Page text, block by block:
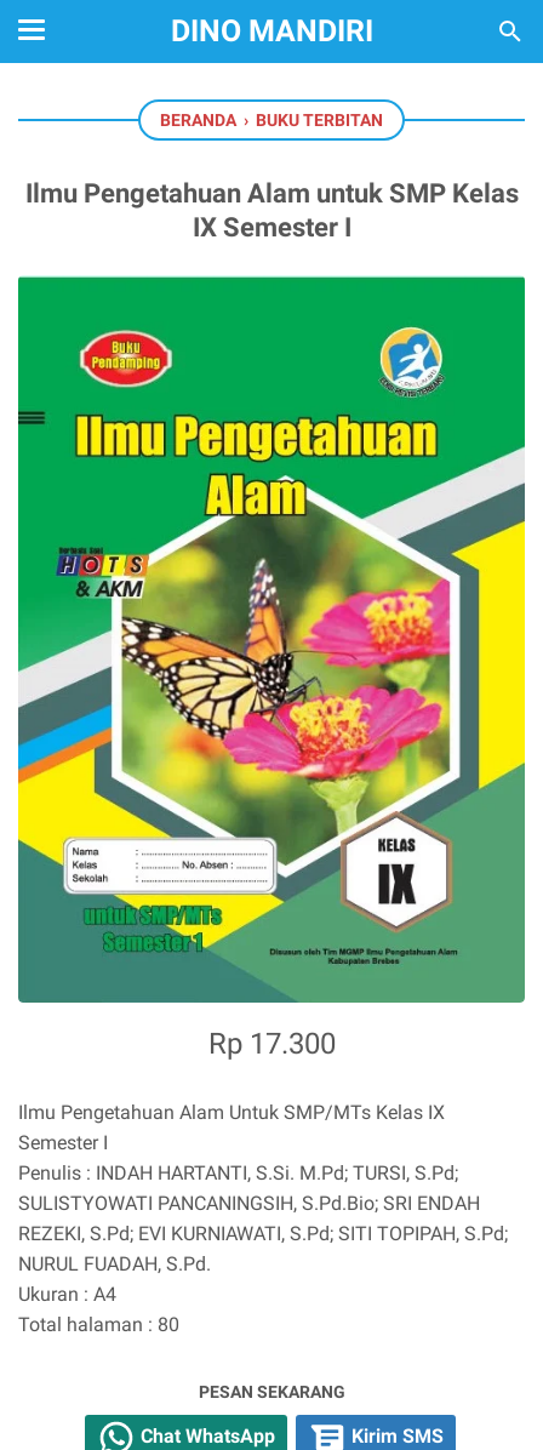
DINO MANDIRI
BERANDA › BUKU TERBITAN
Ilmu Pengetahuan Alam untuk SMP Kelas
IX Semester I
Rp 17.300
Ilmu Pengetahuan Alam Untuk SMP/MTs Kelas IX
Semester I
Penulis : INDAH HARTANTI, S.Si. M.Pd; TURSI, S.Pd;
SULISTYOWATI PANCANINGSIH, S.Pd.Bio; SRI ENDAH
REZEKI, S.Pd; EVI KURNIAWATI, S.Pd; SITI TOPIPAH, S.Pd;
NURUL FUADAH, S.Pd.
Ukuran : A4
Total halaman : 80
PESAN SEKARANG
Chat WhatsApp Kirim SMS